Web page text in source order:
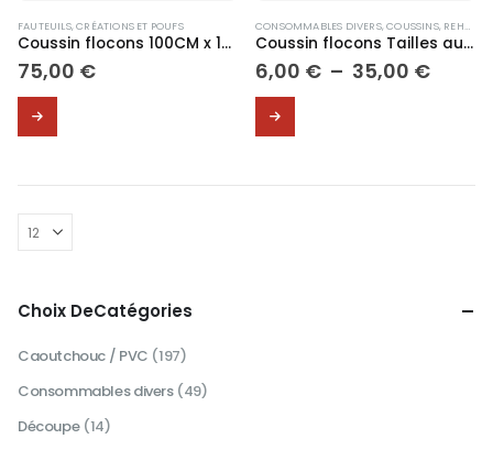
produit
produit
FAUTEUILS, CRÉATIONS ET POUFS
Coussin flocons 100CM x 100CM avec housses
75,00 €
Ce
Les
options
choisies
la
du
CONSOMMABLES DIVERS,COUSSINS, REHAUSSEURS
Coussin flocons Tailles au choix
6,00 € – 35,00 €Plage
Ce
Choix DeCatégories
Caoutchouc / PVC (197)
Consommables divers (49)
Découpe (14)